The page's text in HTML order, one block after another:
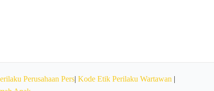
Perusahaan Pers| Kode Etik Perilaku Wartawan |